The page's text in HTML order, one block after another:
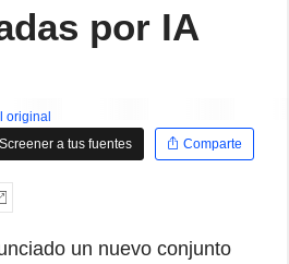
por IA
original
a tus fuentes
Comparte
un nuevo conjunto